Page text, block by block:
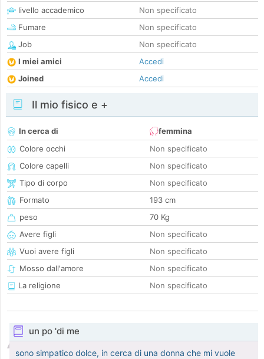
livello accademico
Non specificato
Fumare
Non specificato
Job
Non specificato
I miei amici
Accedi
Joined
Accedi
Il mio fisico e +
In cerca di
femmina
Colore occhi
Non specificato
Colore capelli
Non specificato
Tipo di corpo
Non specificato
Formato
193 cm
peso
70 Kg
Avere figli
Non specificato
Vuoi avere figli
Non specificato
Mosso dall'amore
Non specificato
La religione
Non specificato
un po 'di me
sono simpatico dolce, in cerca di una donna che mi vuole